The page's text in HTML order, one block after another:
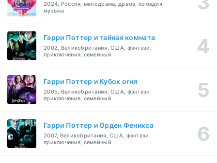
2024, Россия, мелодрама, драма, комедия,
музыка
Гарри Поттер и тайная комната
2002, Великобритания, США, фэнтези,
приключения, семейный
Гарри Поттер и Кубок огня
2005, Великобритания, США, фэнтези,
приключения, семейный
Гарри Поттер и Орден Феникса
2007, Великобритания, США, фэнтези,
приключения, семейный